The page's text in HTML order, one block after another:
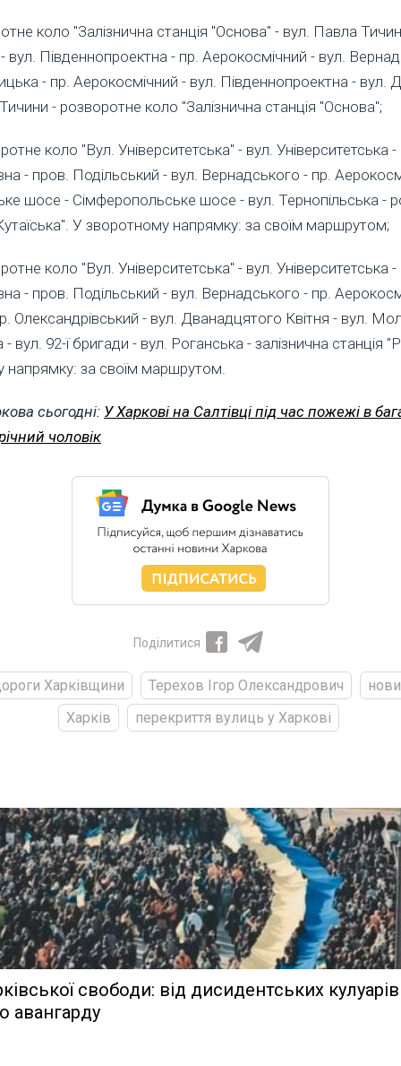
коло "Залізнична станція "Основа" - вул. Павла
вул. Південнопроектна - пр. Аерокосмічний - вул.
- пр. Аерокосмічний - вул. Південнопроектна - вул.
- розворотне коло "Залізнична станція "Основа";
коло "Вул. Університетська" - вул. Університетська -
- пров. Подільський - вул. Вернадського - пр.
шосе - Сімферопольське шосе - вул. Тернопільська -
У зворотному напрямку: за своїм маршрутом;
коло "Вул. Університетська" - вул. Університетська -
- пров. Подільський - вул. Вернадського - пр.
Олександрівський - вул. Дванадцятого Квітня - вул.
- вул. 92-ї бригади - вул. Роганська - залізнична станція
напрямку: за своїм маршрутом.
сьогодні: У Харкові на Салтівці під час пожежі в
чоловік
Поділитися
Харківщини Терехов Ігор Олександрович
Харків
перекриття вулиць у Харкові
свободи: від дисидентських
авангарду